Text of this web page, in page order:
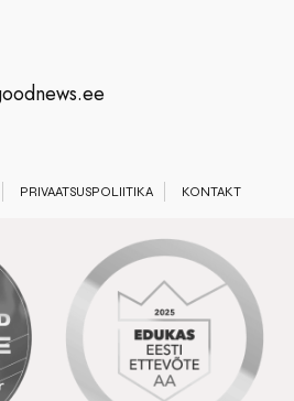
PRIVAATSUSPOLIITIKA KONTAKT